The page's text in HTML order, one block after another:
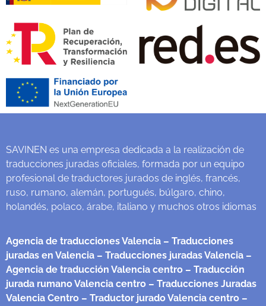
SAVINEN es una empresa dedicada a la realización de
traducciones juradas oficiales, formada por un equipo
profesional de traductores jurados de inglés, francés,
ruso, rumano, alemán, portugués, búlgaro, chino,
holandés, polaco, árabe, italiano y muchos otros idiomas
Agencia de traducciones Valencia – Traducciones
juradas en Valencia – Traducciones juradas Valencia –
Agencia de traducción Valencia centro – Traducción
jurada rumano Valencia centro – Traducciones Juradas
Valencia Centro – Traductor jurado Valencia centro –